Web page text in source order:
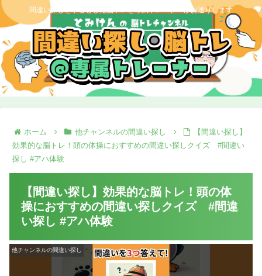
間違い探しを中心とした脳トレを専属トレーナーがお送りします
ホーム 他チャンネルの間違い探し
【間違い探し】
効果的な脳トレ！頭の体操におすすめの間違い探しクイズ #間違い
探し #アハ体験
【間違い探し】効果的な脳トレ！頭の体
操におすすめの間違い探しクイズ #間違
い探し #アハ体験
他チャンネルの間違い探し